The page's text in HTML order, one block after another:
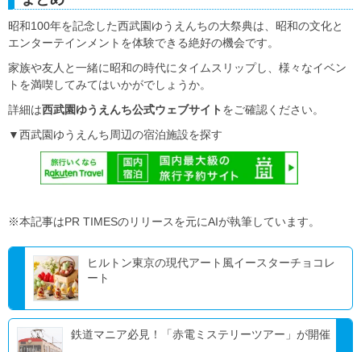
昭和100年を記念した西武園ゆうえんちの大祭典は、昭和の文化と
エンターテインメントを体験できる絶好の機会です。
家族や友人と一緒に昭和の時代にタイムスリップし、様々なイベン
トを満喫してみてはいかがでしょうか。
詳細は西武園ゆうえんち公式ウェブサイト をご確認ください。
▼西武園ゆうえんち周辺の宿泊施設を探す
※本記事はPR TIMESのリリースを元にAIが執筆しています。
ヒルトン東京の現代アート風イースターチョコレ
ート
鉄道マニア必見！「赤電ミステリーツアー」が開催